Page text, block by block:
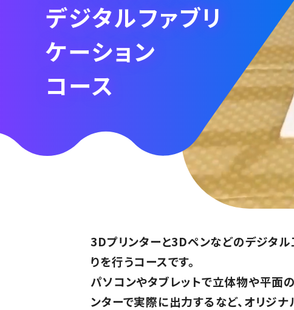
デジタルファブリ
ケーション
コース
3Dプリンターと3Dペンなどのデジタル
りを行うコースです。
パソコンやタブレットで立体物や平面
ンターで実際に出力するなど、オリジ